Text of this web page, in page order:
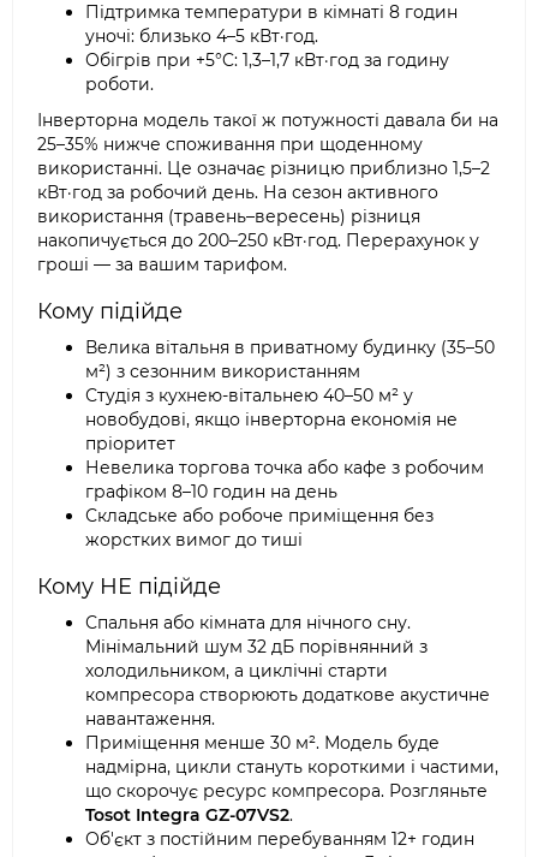
Підтримка температури в кімнаті 8 годин
уночі: близько 4–5 кВт·год.
Обігрів при +5°C: 1,3–1,7 кВт·год за годину
роботи.
Інверторна модель такої ж потужності давала би на
25–35% нижче споживання при щоденному
використанні. Це означає різницю приблизно 1,5–2
кВт·год за робочий день. На сезон активного
використання (травень–вересень) різниця
накопичується до 200–250 кВт·год. Перерахунок у
гроші — за вашим тарифом.
Кому підійде
Велика вітальня в приватному будинку (35–50
м²) з сезонним використанням
Студія з кухнею-вітальнею 40–50 м² у
новобудові, якщо інверторна економія не
пріоритет
Невелика торгова точка або кафе з робочим
графіком 8–10 годин на день
Складське або робоче приміщення без
жорстких вимог до тиші
Кому НЕ підійде
Спальня або кімната для нічного сну.
Мінімальний шум 32 дБ порівнянний з
холодильником, а циклічні старти
компресора створюють додаткове акустичне
навантаження.
Приміщення менше 30 м². Модель буде
надмірна, цикли стануть короткими і частими,
що скорочує ресурс компресора. Розгляньте
Tosot Integra GZ-07VS2.
Об'єкт з постійним перебуванням 12+ годин